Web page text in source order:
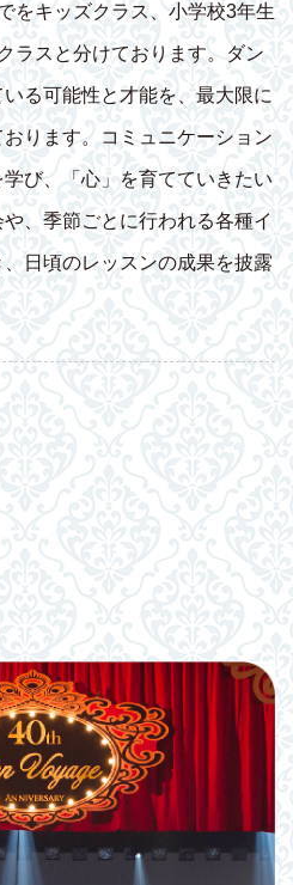
をキッズクラス、小学校3年生
ラスと分けております。ダン
る可能性と才能を、最大限に
ります。コミュニケーション
び、「心」を育てていきたい
、季節ごとに行われる各種イ
日頃のレッスンの成果を披露